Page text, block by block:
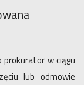
w ciągu
lub odmowie